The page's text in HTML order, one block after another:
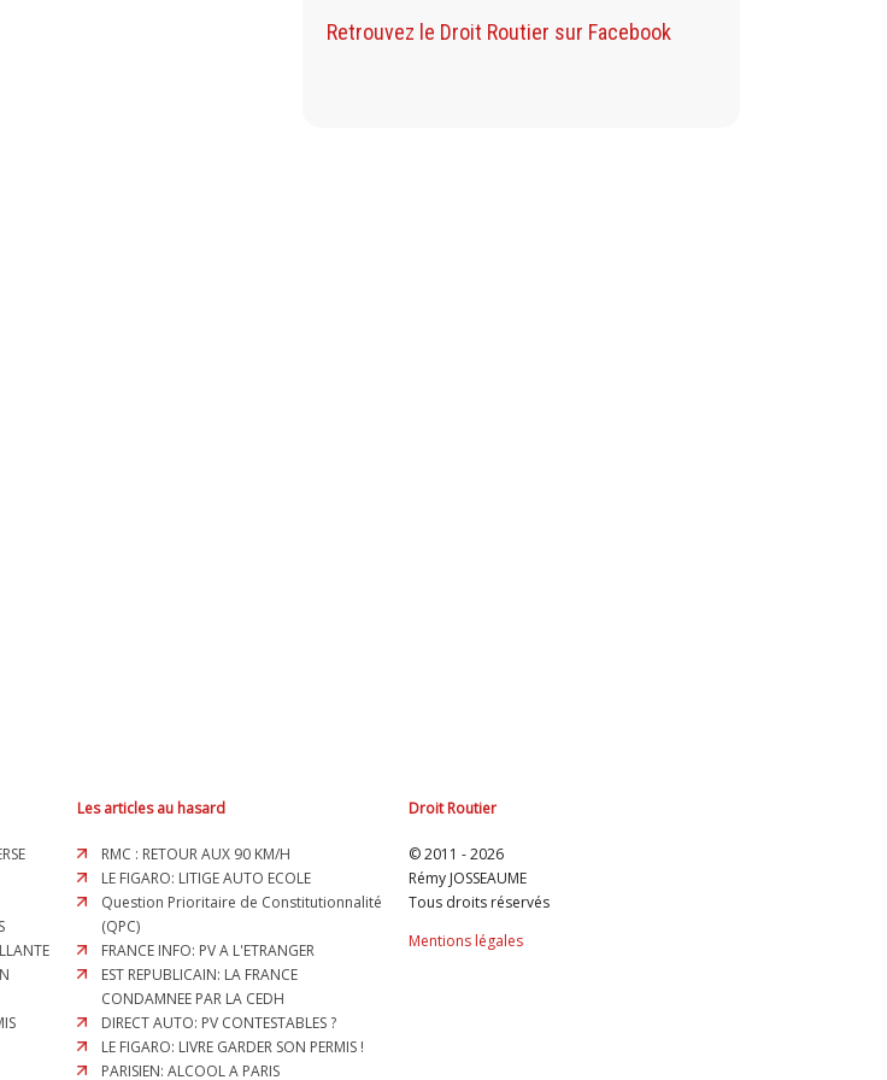
Retrouvez le Droit Routier sur Facebook
Les articles au hasard
RMC : RETOUR AUX 90 KM/H
LE FIGARO: LITIGE AUTO ECOLE
Question Prioritaire de Constitutionnalité
(QPC)
FRANCE INFO: PV A L'ETRANGER
EST REPUBLICAIN: LA FRANCE
CONDAMNEE PAR LA CEDH
DIRECT AUTO: PV CONTESTABLES ?
LE FIGARO: LIVRE GARDER SON PERMIS !
PARISIEN: ALCOOL A PARIS
Droit Routier
© 2011 - 2026
Rémy JOSSEAUME
Tous droits réservés
Mentions légales